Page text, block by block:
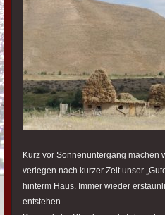
Kurz vor Sonnenuntergang machen
verlegen nach kurzer Zeit unser
hinterm Haus. Immer wieder
entstehen.